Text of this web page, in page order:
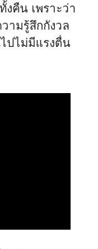
คืน เพราะว่า
ามรู้สึกกังวล
ปไม่มีแรงตื่น